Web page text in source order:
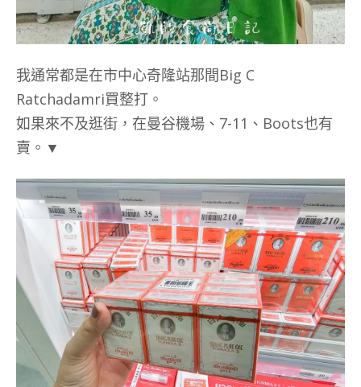
我通常都是在市中心奇隆站那間Big C
Ratchadamri買整打。
如果來不及逛街，在曼谷機場、7-11、Boots也有
賣。▼